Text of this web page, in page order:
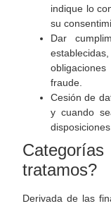
indique lo
su
Dar
fraude.
Cesión de
y cuando
tratamos?
Derivada de las